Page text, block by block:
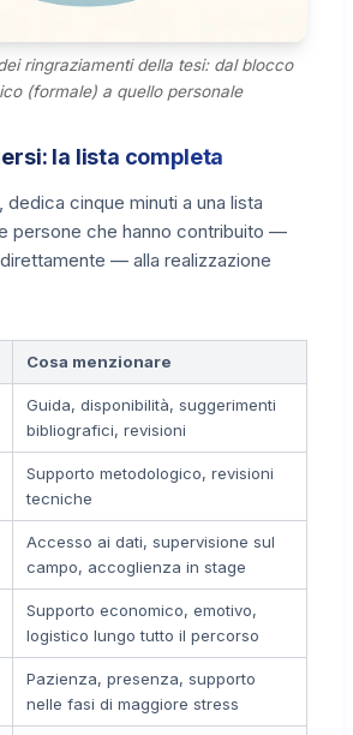
ringraziamenti della tesi: dal blocco
(formale) a quello personale
la lista completa
dedica cinque minuti a una lista
persone che hanno contribuito —
— alla realizzazione
Cosa menzionare
Guida, disponibilità, suggerimenti
bibliografici, revisioni
Supporto metodologico, revisioni
tecniche
Accesso ai dati, supervisione sul
campo, accoglienza in stage
Supporto economico, emotivo,
logistico lungo tutto il percorso
Pazienza, presenza, supporto
nelle fasi di maggiore stress